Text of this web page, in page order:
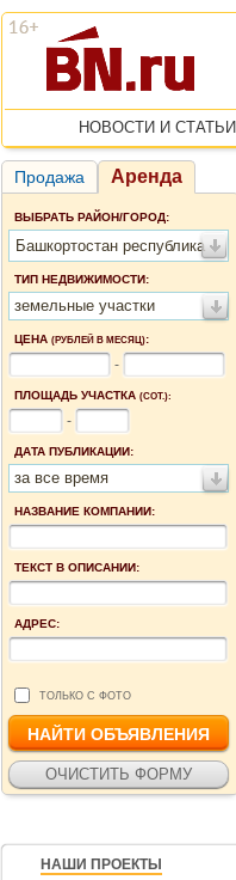
НОВОСТИ И СТАТЬИ
Продажа Аренда
ВЫБРАТЬ РАЙОН/ГОРОД:
Башкортостан республика
ТИП НЕДВИЖИМОСТИ:
земельные участки
ЦЕНА (РУБЛЕЙ В МЕСЯЦ):
-
ПЛОЩАДЬ УЧАСТКА (СОТ.):
-
ДАТА ПУБЛИКАЦИИ:
за все время
НАЗВАНИЕ КОМПАНИИ:
ТЕКСТ В ОПИСАНИИ:
АДРЕС:
ТОЛЬКО С ФОТО
НАШИ ПРОЕКТЫ